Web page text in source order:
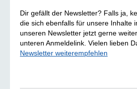
Dir gefällt der Newsletter? Falls ja,
die sich ebenfalls für unsere Inhalte
unseren Newsletter jetzt gerne
unteren Anmeldelink. Vielen lieben
Newsletter weiterempfehlen